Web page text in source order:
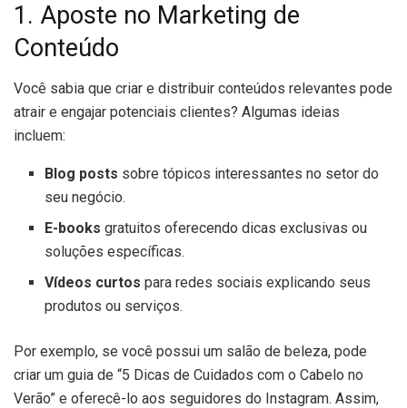
1. Aposte no Marketing de
Conteúdo
Você sabia que criar e distribuir conteúdos relevantes pode
atrair e engajar potenciais clientes? Algumas ideias
incluem:
Blog posts sobre tópicos interessantes no setor do
seu negócio.
E-books gratuitos oferecendo dicas exclusivas ou
soluções específicas.
Vídeos curtos para redes sociais explicando seus
produtos ou serviços.
Por exemplo, se você possui um salão de beleza, pode
criar um guia de “5 Dicas de Cuidados com o Cabelo no
Verão” e oferecê-lo aos seguidores do Instagram. Assim,